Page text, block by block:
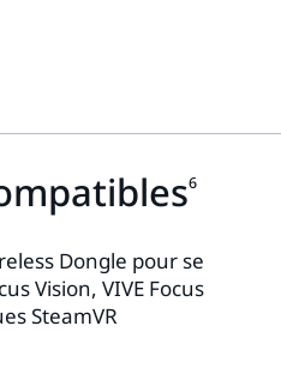
6
Dongle pour se
Vision, VIVE Focus
SteamVR